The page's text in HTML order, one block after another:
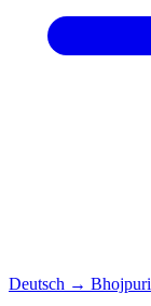
Deutsch → Bhojpuri